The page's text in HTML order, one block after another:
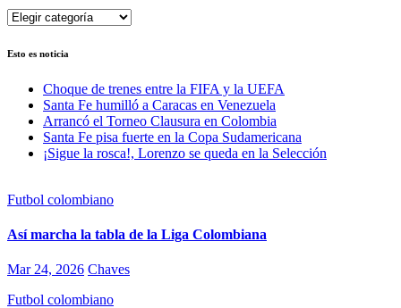
Categorías
Esto es noticia
Choque de trenes entre la FIFA y la UEFA
Santa Fe humilló a Caracas en Venezuela
Arrancó el Torneo Clausura en Colombia
Santa Fe pisa fuerte en la Copa Sudamericana
¡Sigue la rosca!, Lorenzo se queda en la Selección
Futbol colombiano
Así marcha la tabla de la Liga Colombiana
Mar 24, 2026 Chaves
Futbol colombiano